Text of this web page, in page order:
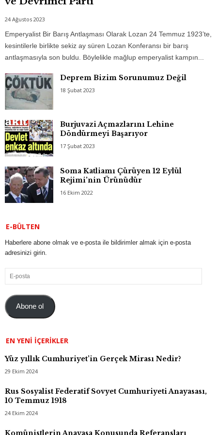
24 Ağustos 2023
Emperyalist Bir Barış Antlaşması Olarak Lozan 24 Temmuz 1923’te,
kesintilerle birlikte sekiz ay süren Lozan Konferansı bir barış
antlaşmasıyla son buldu. Böylelikle mağlup emperyalist kampın...
Deprem Bizim Sorunumuz Değil
18 Şubat 2023
Burjuvazi Açmazlarını Lehine
Döndürmeyi Başarıyor
17 Şubat 2023
Soma Katliamı Çürüyen 12 Eylül
Rejimi’nin Ürünüdür
16 Ekim 2022
E-BÜLTEN
Haberlere abone olmak ve e-posta ile bildirimler almak için e-posta
adresinizi girin.
E-
posta
Abone ol
EN YENI İÇERIKLER
Yüz yıllık Cumhuriyet’in Gerçek Mirası Nedir?
29 Ekim 2024
Rus Sosyalist Federatif Sovyet Cumhuriyeti Anayasası,
10 Temmuz 1918
24 Ekim 2024
Komünistlerin Anayasa Konusunda Referansları